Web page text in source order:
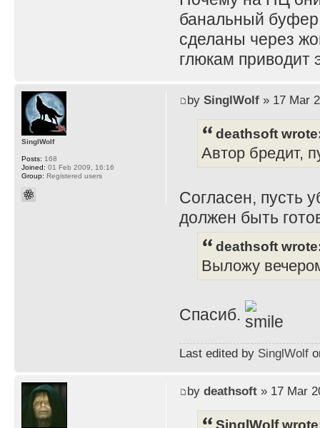
банальный
сделаны через
глюкам приводит
by SinglWolf» 17 Mar
deathsoft
Автор бредит,
Согласен, пусть
должен быть
deathsoft
Выложу
Спасиб.
Last edited by SinglWolf
SinglWolf
Posts: 168
Joined: 01 Feb 2009, 16:16
Group: Registered users
by deathsoft» 17 Mar
SinglWolf